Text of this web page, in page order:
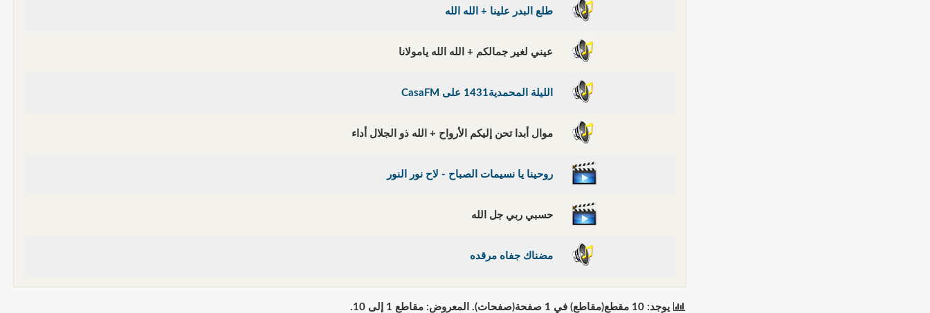
طلع البدر علينا + الله الله
عيني لغير جمالكم + الله الله يامولانا
الليلة المحمدية1431 على CasaFM
موال أبدا تحن إليكم الأرواح + الله ذو الجلال أداء
روحينا يا نسيمات الصباح - لاح نور النور
حسبي ربي جل الله
مضناك جفاه مرقده
يوجد: 10 مقطع(مقاطع) في 1 صفحة(صفحات). المعروض: مقاطع 1 إلى 10.